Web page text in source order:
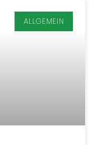
ALLGEMEIN